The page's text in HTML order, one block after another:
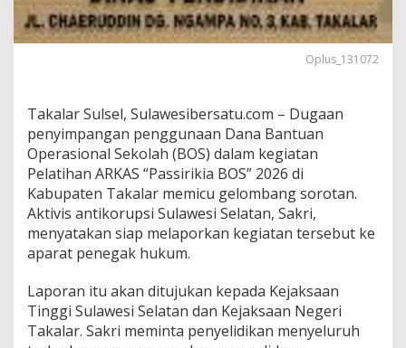
n
c
a
u
g
a
a
n
P
e
n
y
p
n
g
Oplus_131072
Takalar Sulsel, Sulawesibersatu.com – Dugaan
penyimpangan penggunaan Dana Bantuan
Operasional Sekolah (BOS) dalam kegiatan
Pelatihan ARKAS “Passirikia BOS” 2026 di
Kabupaten Takalar memicu gelombang sorotan.
Aktivis antikorupsi Sulawesi Selatan, Sakri,
menyatakan siap melaporkan kegiatan tersebut ke
aparat penegak hukum.
Laporan itu akan ditujukan kepada Kejaksaan
Tinggi Sulawesi Selatan dan Kejaksaan Negeri
Takalar. Sakri meminta penyelidikan menyeluruh